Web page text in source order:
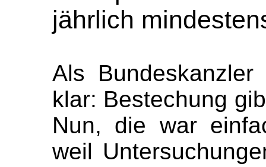
jährlich
Als
klar: Bestechung
Nun, die war
weil